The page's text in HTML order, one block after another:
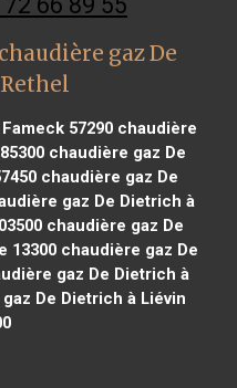
gaz De
57290chaudière
chaudière gaz De
chaudière gaz De
gaz De Dietrich à
chaudière gaz De
13300chaudière gaz De
gaz De Dietrich à
De Dietrich à Liévin